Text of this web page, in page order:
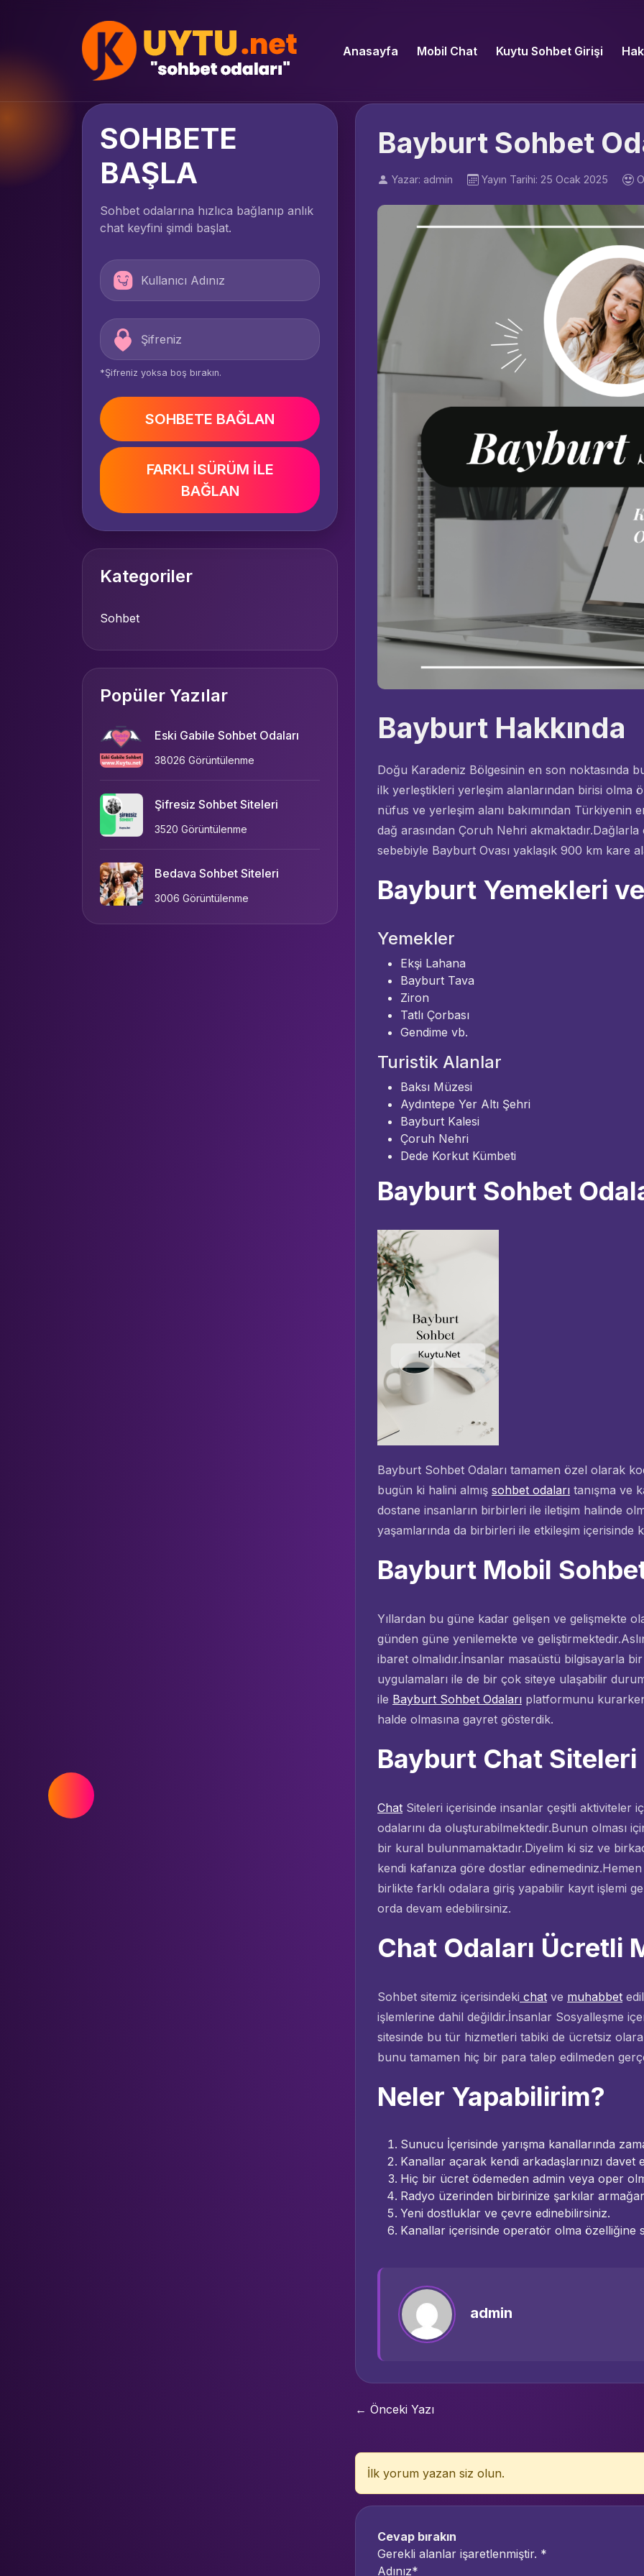
Anasayfa Mobil Chat Kuytu Sohbet Girişi
Bayburt Sohbet
Yazar: admin Yayın Tarihi: 25 Ocak 2025
Bayburt Hakkında
Doğu Karadeniz Bölgesinin en son noktasında
ilk yerleştikleri yerleşim alanlarından birisi olma
nüfus ve yerleşim alanı bakımından Türkiyenin
dağ arasından Çoruh Nehri
sebebiyle Bayburt Ovası yaklaşık 900 km kare
Bayburt Yemekleri
Yemekler
Ekşi Lahana
Bayburt Tava
Ziron
Tatlı Çorbası
Gendime vb.
Turistik Alanlar
Baksı Müzesi
Aydıntepe Yer Altı Şehri
Bayburt Kalesi
Çoruh Nehri
Dede Korkut Kümbeti
Bayburt Sohbet
Bayburt Sohbet Odaları tamamen özel olarak
bugün ki halini almış sohbet odaları tanışma ve
dostane insanların birbirleri ile iletişim halinde
yaşamlarında da birbirleri ile etkileşim içerisinde
Bayburt Mobil
Yıllardan bu güne kadar gelişen ve gelişmekte
günden güne yenilemekte ve
ibaret olmalıdır.İnsanlar masaüstü bilgisayarla
uygulamaları ile de bir çok siteye ulaşabilir
ile Bayburt Sohbet Odaları platformunu
halde olmasına gayret gösterdik.
Bayburt Chat Siteleri
Chat Siteleri içerisinde insanlar çeşitli aktiviteler
odalarını da oluşturabilmektedir.Bunun olması
bir kural bulunmamaktadır.Diyelim ki siz ve
kendi kafanıza göre dostlar
birlikte farklı odalara giriş yapabilir kayıt işlemi
orda devam edebilirsiniz.
Chat Odaları Ücretli
Sohbet sitemiz içerisindeki chat ve muhabbet
işlemlerine dahil değildir.İnsanlar Sosyalleşme
sitesinde bu tür hizmetleri tabiki de ücretsiz
bunu tamamen hiç bir para talep edilmeden
Neler Yapabilirim?
Sunucu İçerisinde yarışma kanallarında
Kanallar açarak kendi arkadaşlarınızı davet
Hiç bir ücret ödemeden admin veya oper
Radyo üzerinden birbirinize şarkılar
Yeni dostluklar ve çevre edinebilirsiniz.
Kanallar içerisinde operatör olma özelliğine
admin
← Önceki Yazı
İlk yorum yazan siz olun.
Cevap bırakın
Gerekli alanlar işaretlenmiştir. *
Adınız*
SOHBETE
BAŞLA
Sohbet odalarına hızlıca bağlanıp anlık
chat keyfini şimdi başlat.
*Şifreniz yoksa boş bırakın.
SOHBETE BAĞLAN
FARKLI SÜRÜM İLE
BAĞLAN
Kategoriler
Sohbet
Popüler Yazılar
Eski Gabile Sohbet Odaları
38026 Görüntülenme
Şifresiz Sohbet Siteleri
3520 Görüntülenme
Bedava Sohbet Siteleri
3006 Görüntülenme